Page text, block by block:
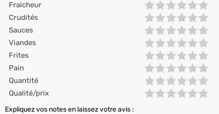
Fraicheur
Crudités
Sauces
Viandes
Frites
Pain
Quantité
Qualité/prix
Expliquez vos notes en laissez votre avis :